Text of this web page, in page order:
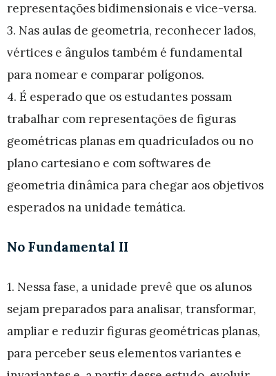
representações bidimensionais e vice-versa.
3. Nas aulas de geometria, reconhecer lados,
vértices e ângulos também é fundamental
para nomear e comparar polígonos.
4. É esperado que os estudantes possam
trabalhar com representações de figuras
geométricas planas em quadriculados ou no
plano cartesiano e com softwares de
geometria dinâmica para chegar aos objetivos
esperados na unidade temática.
No Fundamental II
1. Nessa fase, a unidade prevê que os alunos
sejam preparados para analisar, transformar,
ampliar e reduzir figuras geométricas planas,
para perceber seus elementos variantes e